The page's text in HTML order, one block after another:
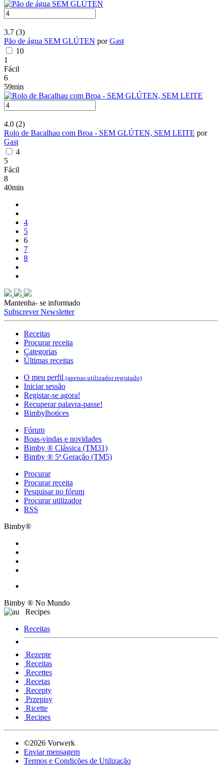
3.7 (3)
Pão de água SEM GLÚTEN porGast
10
1
Fácil
6
59min
4.0 (2)
Rolo de Bacalhau com Broa - SEM GLÚTEN, SEM LEITE por
Gast
4
5
Fácil
8
40min
4
5
6
7
8
Mantenha- se informado
Subscrever Newsletter
Receitas
Procurar receita
Categorias
Últimas receitas
O meu perfil (apenas utilizador registado)
Iniciar sessão
Registar-se agora!
Recuperar palavra-passe!
Bimbylhotices
Fórum
Boas-vindas e novidades
Bimby ® Clássica (TM31)
Bimby ® 5ª Geração (TM5)
Procurar
Procurar receita
Pesquisar no fórum
Procurar utilizador
RSS
Bimby®
Bimby ® No Mundo
Recipes
Receitas
Rezepte
Receitas
Recettes
Recetas
Recepty
Przepisy
Ricette
Recipes
©2026 Vorwerk
Enviar mensagem
Termos e Condições de Utilização